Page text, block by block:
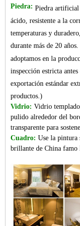
Piedra: Piedra
ácido, resistente a la
temperaturas y
durante más de 20
adoptamos en la
inspección estricta
exportación estándar
productos.)
Vidrio: Vidrio
pulido alrededor del
transparente para
Cuadro: Use la pintura
brillante de China famo